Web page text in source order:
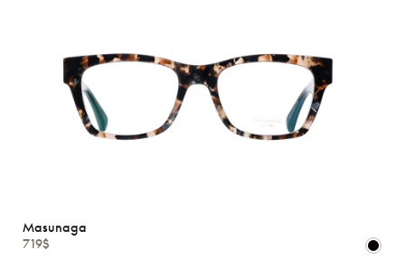
Masunaga
719$